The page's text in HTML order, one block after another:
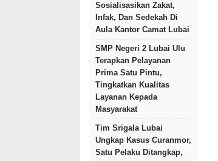
Sosialisasikan Zakat,
Infak, Dan Sedekah Di
Aula Kantor Camat Lubai
SMP Negeri 2 Lubai Ulu
Terapkan Pelayanan
Prima Satu Pintu,
Tingkatkan Kualitas
Layanan Kepada
Masyarakat
Tim Srigala Lubai
Ungkap Kasus Curanmor,
Satu Pelaku Ditangkap,